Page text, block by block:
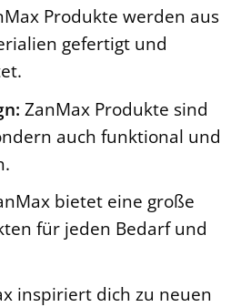
Produkte werden aus
gefertigt und
ZanMax Produkte sind
auch funktional und
bietet eine große
für jeden Bedarf und
inspiriert dich zu neuen